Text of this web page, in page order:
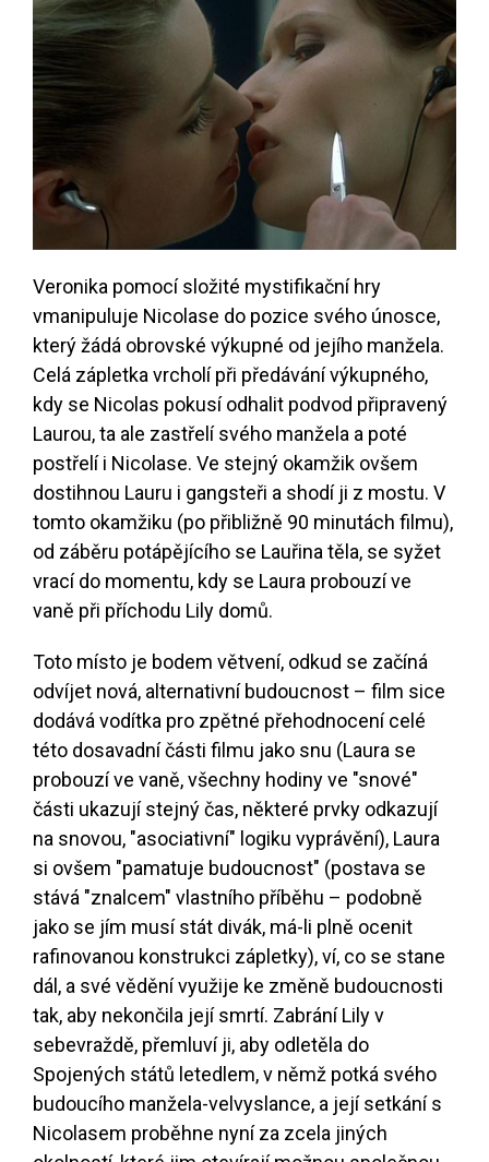
Veronika pomocí složité mystifikační hry
vmanipuluje Nicolase do pozice svého únosce,
který žádá obrovské výkupné od jejího manžela.
Celá zápletka vrcholí při předávání výkupného,
kdy se Nicolas pokusí odhalit podvod připravený
Laurou, ta ale zastřelí svého manžela a poté
postřelí i Nicolase. Ve stejný okamžik ovšem
dostihnou Lauru i gangsteři a shodí ji z mostu. V
tomto okamžiku (po přibližně 90 minutách filmu),
od záběru potápějícího se Lauřina těla, se syžet
vrací do momentu, kdy se Laura probouzí ve
vaně při příchodu Lily domů.
Toto místo je bodem větvení, odkud se začíná
odvíjet nová, alternativní budoucnost – film sice
dodává vodítka pro zpětné přehodnocení celé
této dosavadní části filmu jako snu (Laura se
probouzí ve vaně, všechny hodiny ve "snové"
části ukazují stejný čas, některé prvky odkazují
na snovou, "asociativní" logiku vyprávění), Laura
si ovšem "pamatuje budoucnost" (postava se
stává "znalcem" vlastního příběhu – podobně
jako se jím musí stát divák, má-li plně ocenit
rafinovanou konstrukci zápletky), ví, co se stane
dál, a své vědění využije ke změně budoucnosti
tak, aby nekončila její smrtí. Zabrání Lily v
sebevraždě, přemluví ji, aby odletěla do
Spojených států letedlem, v němž potká svého
budoucího manžela-velvyslance, a její setkání s
Nicolasem proběhne nyní za zcela jiných